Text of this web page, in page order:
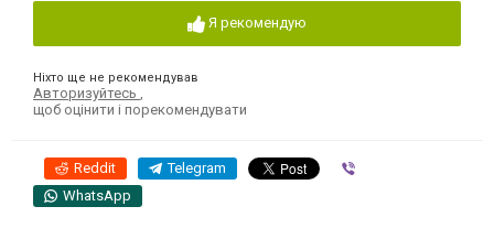
Я рекомендую
Ніхто ще не рекомендував
Авторизуйтесь
щоб оцінити і порекомендувати
Reddit Telegram
WhatsApp